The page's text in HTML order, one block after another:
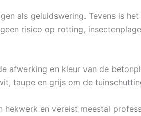
als geluidswering. Tevens is
risico op rotting,
afwerking en kleur van de
taupe en grijs om de
en vereist meestal